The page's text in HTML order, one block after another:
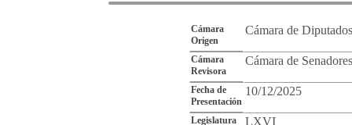
Cámara
Origen
Cámara de Diputados
Cámara
Revisora
Cámara de Senadores
Fecha de
Presentación
10/12/2025
Legislatura LXVI